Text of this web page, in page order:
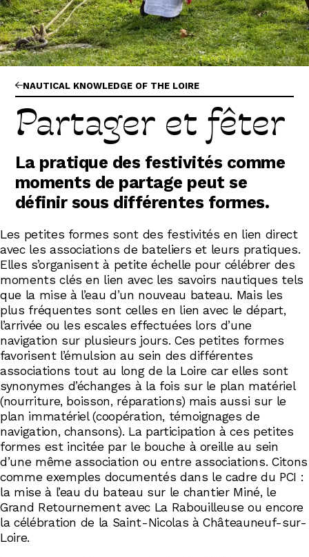
NAUTICAL KNOWLEDGE OF THE LOIRE
Partager et fêter
La pratique des festivités comme
moments de partage peut se
définir sous différentes formes.
Les petites formes sont des festivités en lien direct
avec les associations de bateliers et leurs pratiques.
Elles s’organisent à petite échelle pour célébrer des
moments clés en lien avec les savoirs nautiques tels
que la mise à l’eau d’un nouveau bateau. Mais les
plus fréquentes sont celles en lien avec le départ,
l’arrivée ou les escales effectuées lors d’une
navigation sur plusieurs jours. Ces petites formes
favorisent l’émulsion au sein des différentes
associations tout au long de la Loire car elles sont
synonymes d’échanges à la fois sur le plan matériel
(nourriture, boisson, réparations) mais aussi sur le
plan immatériel (coopération, témoignages de
navigation, chansons). La participation à ces petites
formes est incitée par le bouche à oreille au sein
d’une même association ou entre associations. Citons
comme exemples documentés dans le cadre du PCI :
la mise à l’eau du bateau sur le chantier Miné, le
Grand Retournement avec La Rabouilleuse ou encore
la célébration de la Saint-Nicolas à Châteauneuf-sur-
Loire.
Abonnez-vous !
N La Newsletter
Les dernières nouvelles du Val de Loire
patrimoine mondial délivrées directement